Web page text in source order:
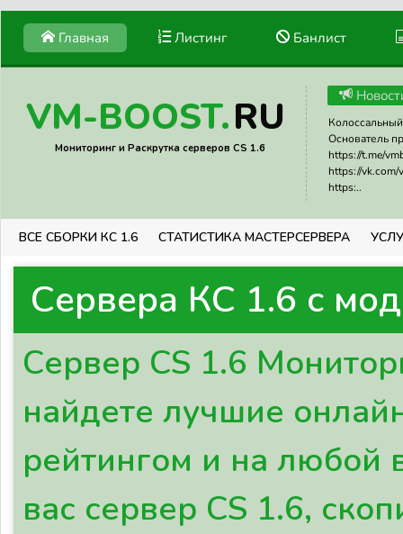
Главная Листинг Банлист
VM-BOOST.RU
Мониторинг и Раскрутка серверов CS 1.6
Основатель
https://t.me/
https://vk.com/
https:..
ВСЕ СБОРКИ КС 1.6 СТАТИСТИКА МАСТЕРСЕРВЕРА
Сервера КС 1.6 с
Сервер CS 1.6
найдете лучшие
рейтингом и на любой
вас сервер CS 1.6,